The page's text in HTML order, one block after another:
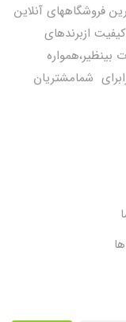
فروشگاههای آنلاین
ازبرندهای
شمامشتریان